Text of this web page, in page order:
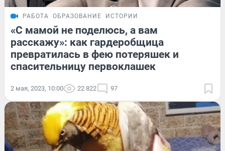
РАБОТА ОБРАЗОВАНИЕ ИСТОРИИ
«С мамой не поделюсь, а вам
расскажу»: как гардеробщица
превратилась в фею потеряшек и
спасительницу первоклашек
2 мая, 2023, 10:00 22 822 97